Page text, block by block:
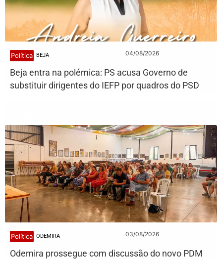
Política BEJA 04/08/2026
Beja entra na polémica: PS acusa Governo de
substituir dirigentes do IEFP por quadros do PSD
Política ODEMIRA 03/08/2026
Odemira prossegue com discussão do novo PDM